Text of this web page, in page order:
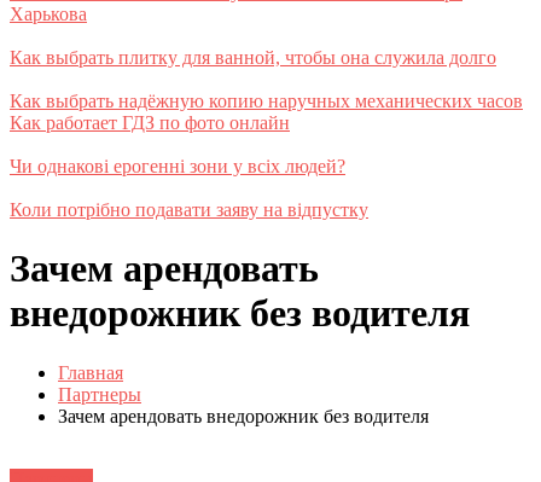
Харькова
Как выбрать плитку для ванной, чтобы она служила долго
Как выбрать надёжную копию наручных механических часов
Как работает ГДЗ по фото онлайн
Чи однакові ерогенні зони у всіх людей?
Коли потрібно подавати заяву на відпустку
Зачем арендовать
внедорожник без водителя
Главная
Партнеры
Зачем арендовать внедорожник без водителя